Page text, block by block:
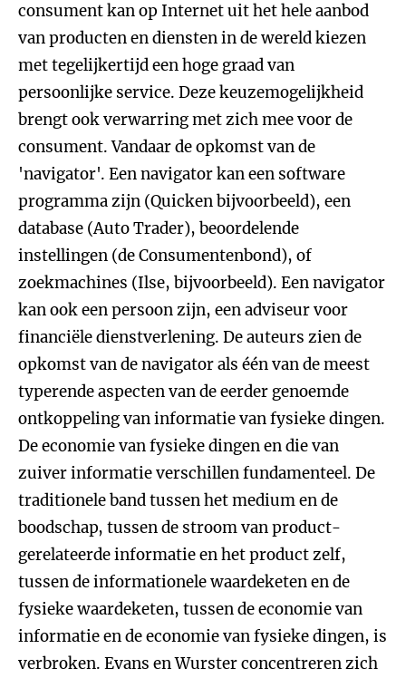
consument kan op Internet uit het hele aanbod
van producten en diensten in de wereld kiezen
met tegelijkertijd een hoge graad van
persoonlijke service. Deze keuzemogelijkheid
brengt ook verwarring met zich mee voor de
consument. Vandaar de opkomst van de
'navigator'. Een navigator kan een software
programma zijn (Quicken bijvoorbeeld), een
database (Auto Trader), beoordelende
instellingen (de Consumentenbond), of
zoekmachines (Ilse, bijvoorbeeld). Een navigator
kan ook een persoon zijn, een adviseur voor
financiële dienstverlening. De auteurs zien de
opkomst van de navigator als één van de meest
typerende aspecten van de eerder genoemde
ontkoppeling van informatie van fysieke dingen.
De economie van fysieke dingen en die van
zuiver informatie verschillen fundamenteel. De
traditionele band tussen het medium en de
boodschap, tussen de stroom van product-
gerelateerde informatie en het product zelf,
tussen de informationele waardeketen en de
fysieke waardeketen, tussen de economie van
informatie en de economie van fysieke dingen, is
verbroken. Evans en Wurster concentreren zich